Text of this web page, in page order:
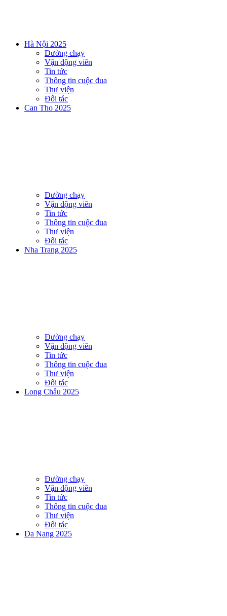
Hà Nội 2025
Đường chạy
Vận động viên
Tin tức
Thông tin cuộc đua
Thư viện
Đối tác
Can Tho 2025
Đường chạy
Vận động viên
Tin tức
Thông tin cuộc đua
Thư viện
Đối tác
Nha Trang 2025
Đường chạy
Vận động viên
Tin tức
Thông tin cuộc đua
Thư viện
Đối tác
Long Châu 2025
Đường chạy
Vận động viên
Tin tức
Thông tin cuộc đua
Thư viện
Đối tác
Da Nang 2025